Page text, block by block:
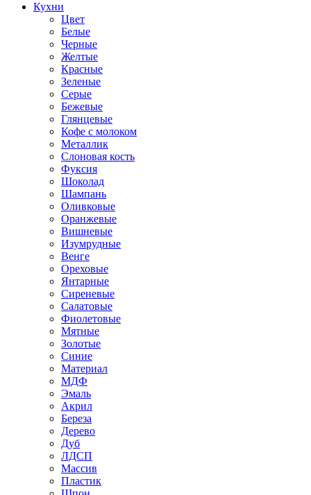
Кухни
Цвет
Белые
Черные
Желтые
Красные
Зеленые
Серые
Бежевые
Глянцевые
Кофе с молоком
Металлик
Слоновая кость
Фуксия
Шоколад
Шампань
Оливковые
Оранжевые
Вишневые
Изумрудные
Венге
Ореховые
Янтарные
Сиреневые
Салатовые
Фиолетовые
Мятные
Золотые
Синие
Материал
МДФ
Эмаль
Акрил
Береза
Дерево
Дуб
ЛДСП
Массив
Пластик